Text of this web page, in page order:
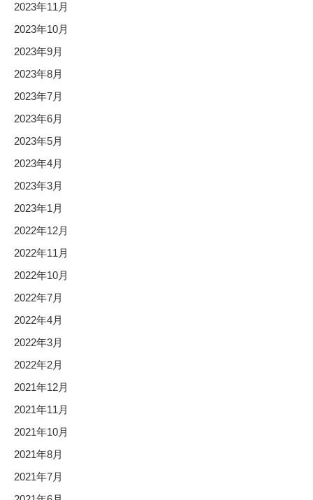
2023年11月
2023年10月
2023年9月
2023年8月
2023年7月
2023年6月
2023年5月
2023年4月
2023年3月
2023年1月
2022年12月
2022年11月
2022年10月
2022年7月
2022年4月
2022年3月
2022年2月
2021年12月
2021年11月
2021年10月
2021年8月
2021年7月